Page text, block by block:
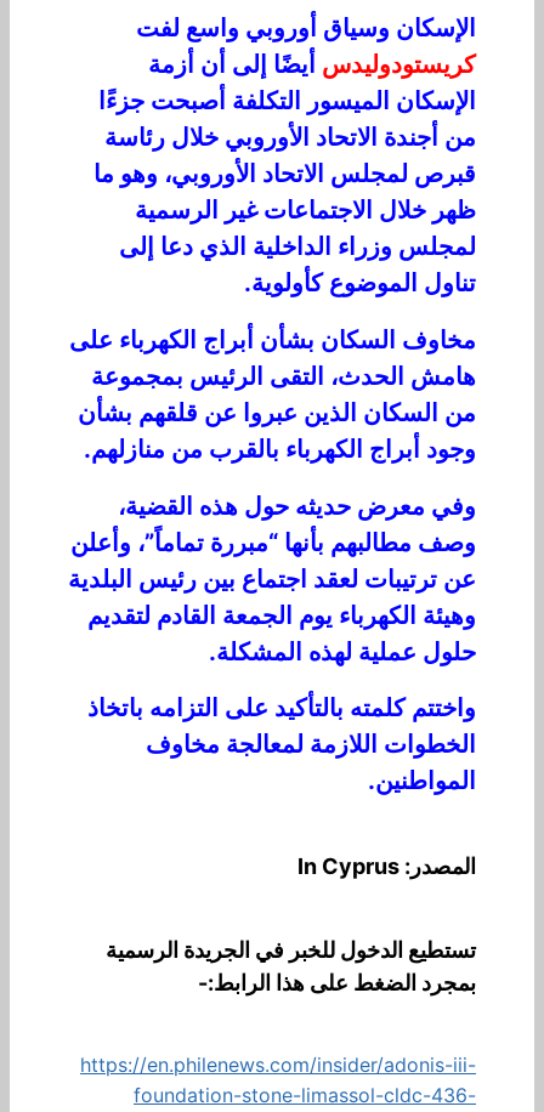
الإسكان وسياق أوروبي واسع لفت
كريستودوليدس أيضا إلى أن أزمة
الإسكان الميسور التكلفة أصبحت جزءًا
من أجندة الاتحاد الأوروبي خلال رئاسة
قبرص لمجلس الاتحاد الأوروبي، وهو ما
ظهر خلال لجتماعات غير الرسمية
لمجلس وزراء الداخلية لذي دعا لى
تناول الموضوع كأولوية.
مخاوف السكان بشأن براج الكهرباء على
هامش لحدث، التقى الرئيس بمجموعة
من السكان الذين عبرو عن قلقهم بشأن
وجود أبراج الكهرباء بالقرب من منازلهم.
وفي معرض حديثه حول هذه القضية،
وصف مطالبهم بأنها “مبررة تماماً”، وأ علن
عن تر تيبات لعقد اجتماع بين رئيس البلدية
وهيئة الكهرباء يوم الجمعة القادم لتقديم
حلول عملية لهذه المشكلة.
واختتمكلمته بالتأكيد على التز مه باتخاذ
الخطوات اللازمة لمعالجة مخاوف
المواطنين.
المصدر: In Cyprus
تستطيع الدخول للخبر في الجريدة الرسمية
بمجرد الضغط على هذا الرابط:-
https://en.philenews.com/insider/adonis-iii-
foundation-stone-limassol-cldc-436-